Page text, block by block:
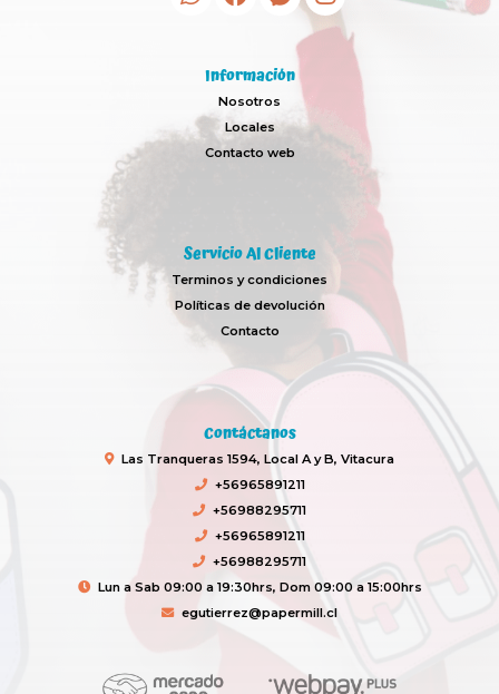
Información
Nosotros
Locales
Contacto web
Servicio Al Cliente
Terminos y condiciones
Políticas de devolución
Contacto
Contáctanos
Las Tranqueras 1594, Local A y B, Vitacura
+56965891211
+56988295711
+56965891211
+56988295711
Lun a Sab 09:00 a 19:30hrs, Dom 09:00 a 15:00hrs
egutierrez@papermill.cl